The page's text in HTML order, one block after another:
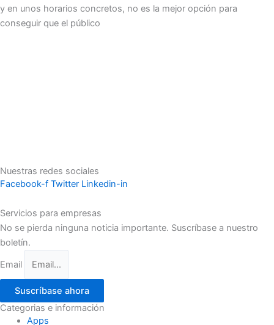
y en unos horarios concretos, no es la mejor opción para
conseguir que el público
Nuestras redes sociales
Facebook-f Twitter Linkedin-in
Servicios para empresas
No se pierda ninguna noticia importante. Suscríbase a nuestro
boletín.
Email
Suscríbase ahora
Categorias e información
Apps